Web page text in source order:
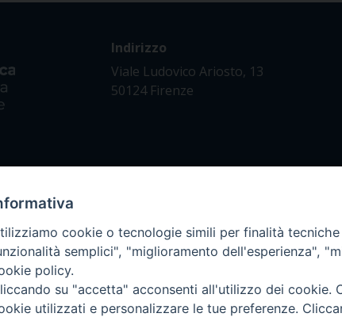
Indirizzo
Viale Ludovico Ariosto, 13
50124 Firenze
cookie o tecnologie simili per finalità
semplici", "miglioramento dell'esperienza",
policy.
su "accetta" acconsenti all'utilizzo dei cookie.
utilizzati e personalizzare le tue preferenze.